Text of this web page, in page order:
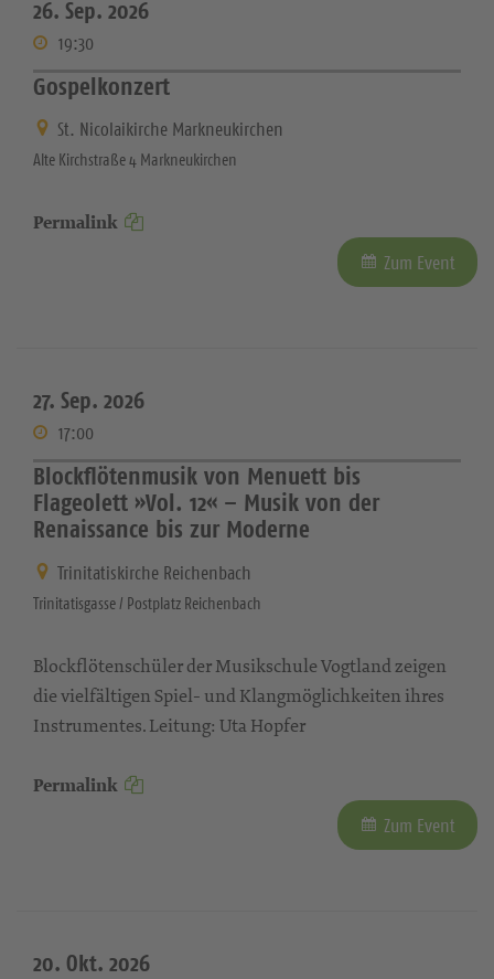
26. Sep. 2026
19:30
Gospelkonzert
St. Nicolaikirche Markneukirchen
Alte Kirchstraße 4 Markneukirchen
Permalink
Zum Event
27. Sep. 2026
17:00
Blockflötenmusik von Menuett bis
Flageolett »Vol. 12« – Musik von der
Renaissance bis zur Moderne
Trinitatiskirche Reichenbach
Trinitatisgasse / Postplatz Reichenbach
Blockflötenschüler der Musikschule Vogtland zeigen
die vielfältigen Spiel- und Klangmöglichkeiten ihres
Instrumentes. Leitung: Uta Hopfer
Permalink
Zum Event
20. Okt. 2026